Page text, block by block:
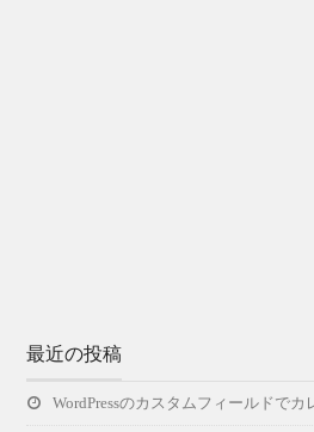
最近の投稿
WordPressのカスタムフィールドで